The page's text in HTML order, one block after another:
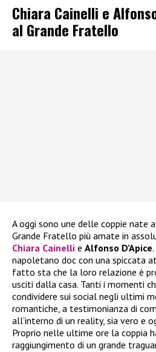
Chiara Cainelli e
al Grande Fratello
A oggi sono une delle coppie nate
Grande Fratello più amate in
Chiara Cainelli e Alfonso D’Apice
napoletano doc con una spiccata
fatto sta che la loro relazione è
usciti dalla casa. Tanti i momenti
condividere sui social negli ultimi
romantiche, a testimonianza di
all’interno di un reality, sia vero e
Proprio nelle ultime ore la coppia
raggiungimento di un grande